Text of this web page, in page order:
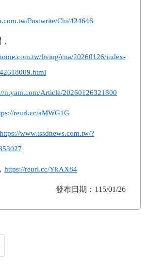
Postwrite/Chi/424646
living/cna/20260126/index-
n.yam.com/Article/20260126321800
reurl.cc/aMWG1G
https://www.tssdnews.com.tw/?
https://reurl.cc/YkAX84
發布日期：115/01/26